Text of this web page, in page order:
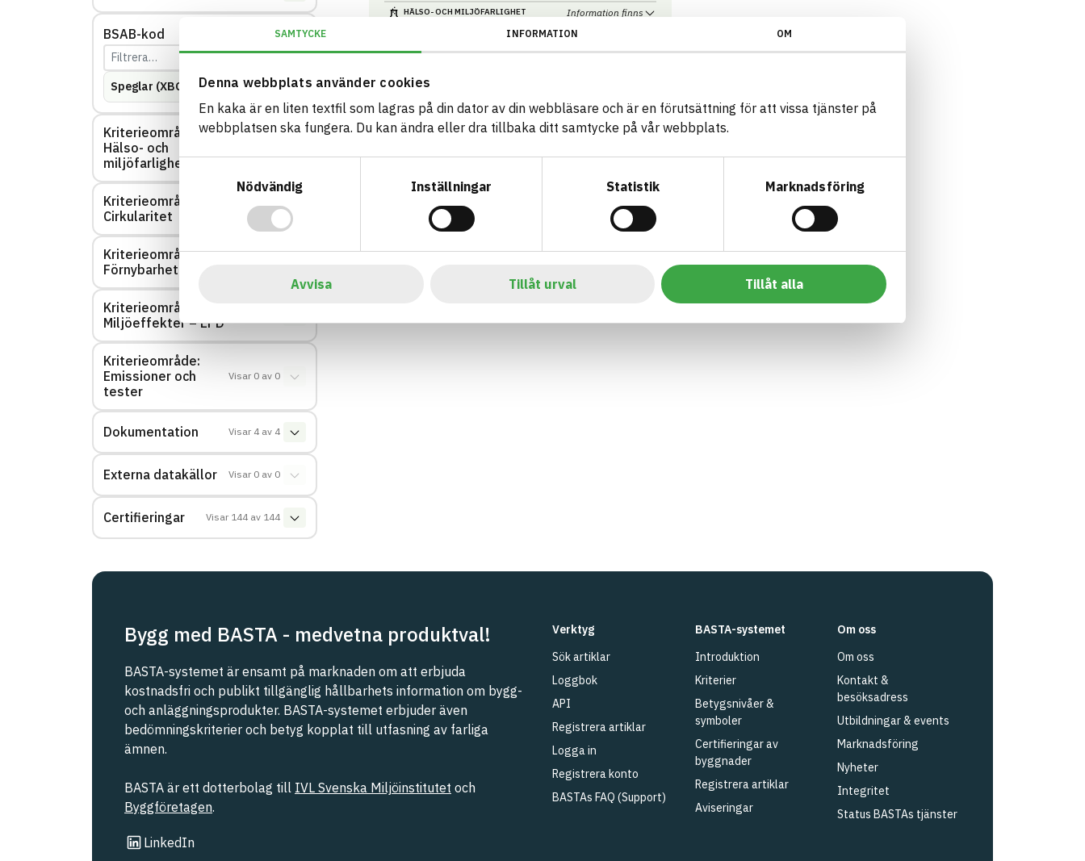
SAMTYCKE INFORMATION OM
Denna webbplats använder cookies
En kaka är en liten textfil som lagras på din dator av din webbläsare och är en förutsättning för att vissa tjänster på
webbplatsen ska fungera. Du kan ändra eller dra tillbaka ditt samtycke på vår webbplats.
Samtyckesval
Nödvändig
Inställningar Statistik Marknadsföring
Avvisa Tillåt urval Tillåt alla
BSAB-kod 1
Speglar (XBC.5) (1träffar)
Kriterieområde:
Hälso- och
miljöfarlighet
Kriterieområde:
Cirkularitet
Visar 0 av 0
Kriterieområde:
Förnybarhet
Kriterieområde:
Miljöeffekter – EPD
Kriterieområde:
Emissioner och
tester
Visar 0 av 0
Dokumentation Visar 4 av 4
Externa datakällor Visar 0 av 0
Certifieringar Visar 144 av 144
HÄLSO- OCH MILJÖ­FARLIGHET Information finns
CIRKULARITET Information ej lämnad
FÖRNYBARHET
MILJÖEFFEKTER – EPD Information ej lämnad
EMISSIONER OCH TESTER Information ej lämnad
Bygg med BASTA - medvetna produktval!
BASTA-systemet är ensamt på marknaden om att erbjuda
kostnadsfri och publikt tillgänglig hållbarhets information om bygg-
och anläggningsprodukter. BASTA-systemet erbjuder även
bedömningskriterier och betyg kopplat till utfasning av farliga
ämnen.
BASTA är ett dotterbolag till IVL Svenska Miljöinstitutet och
Byggföretagen.
LinkedIn
Länk till annan webbplats
Verktyg
Sök artiklar
Loggbok
API
Registrera artiklar
Logga in
Registrera konto
BASTAs FAQ (Support)
BASTA-systemet
Introduktion
Kriterier
Betygsnivåer &
symboler
Certifieringar av
byggnader
Registrera artiklar
Aviseringar
Om oss
Om oss
Kontakt &
besöksadress
Utbildningar & events
Marknadsföring
Nyheter
Integritet
Status BASTAs tjänster